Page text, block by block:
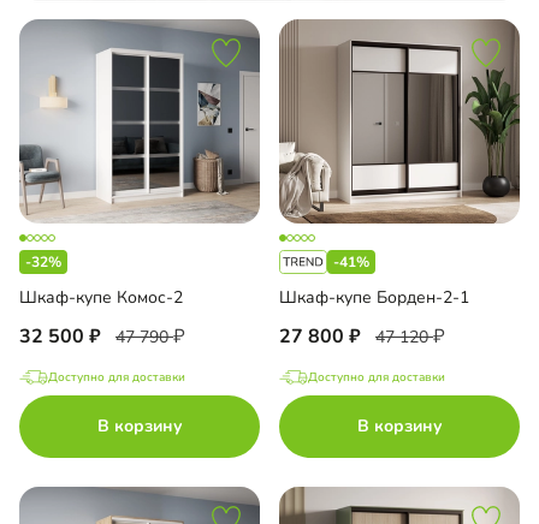
-32%
Шкаф-купе Комос-2
32 500 47 790
Доступно для доставки
В корзину
-41%
Шкаф-купе Борден-2-1
27 800 47 120
Доступно для доставки
В корзину